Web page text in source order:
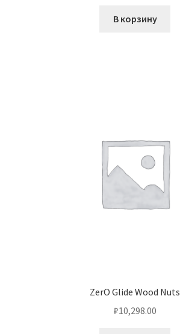
В корзину
ZerO Glide Wood Nuts
₽10,298.00